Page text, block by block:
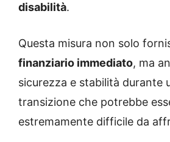
disabilità.
Questa misura non solo
finanziario immediato, ma
sicurezza e stabilità durante
transizione che potrebbe
estremamente difficile da